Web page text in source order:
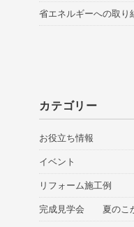
省エネルギーへの取り
カテゴリー
お役立ち情報
イベント
リフォーム施工例
完成見学会 夏のこ